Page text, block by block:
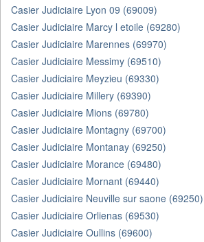
Casier Judiciaire Lyon 09 (69009)
Casier Judiciaire Marcy l etoile (69280)
Casier Judiciaire Marennes (69970)
Casier Judiciaire Messimy (69510)
Casier Judiciaire Meyzieu (69330)
Casier Judiciaire Millery (69390)
Casier Judiciaire Mions (69780)
Casier Judiciaire Montagny (69700)
Casier Judiciaire Montanay (69250)
Casier Judiciaire Morance (69480)
Casier Judiciaire Mornant (69440)
Casier Judiciaire Neuville sur saone (69250)
Casier Judiciaire Orlienas (69530)
Casier Judiciaire Oullins (69600)